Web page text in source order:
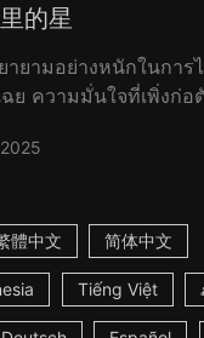
的星
ยามอย่างหนักในการ
ย ความมั่นใจที่เพิ่งก่อ
2025
體中文 简体中文
Tiếng Việt